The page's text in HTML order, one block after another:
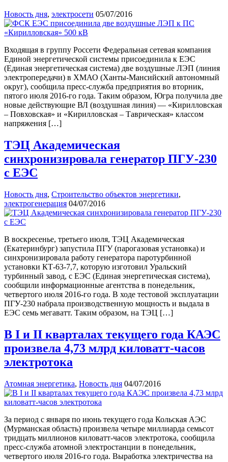
Новость дня, электросети 05/07/2016
Входящая в группу Россети Федеральная сетевая компания
Единой энергетической системы присоединила к ЕЭС
(Единая энергетическая система) две воздушные ЛЭП (линия
электропередачи) в ХМАО (Ханты-Мансийский автономный
округ), сообщила пресс-служба предприятия во вторник,
пятого июля 2016-го года. Таким образом, Югра получила две
новые действующие ВЛ (воздушная линия) — «Кирилловская
– Повховская» и «Кирилловская – Таврическая» классом
напряжения […]
ТЭЦ Академическая
синхронизировала генератор ПГУ-230
с ЕЭС
Новость дня, Строительство объектов энергетики,
электрогенерация 04/07/2016
В воскресенье, третьего июля, ТЭЦ Академическая
(Екатеринбург) запустила ПГУ (парогазовая установка) и
синхронизировала работу генератора паротурбинной
установки КТ-63-7,7, которую изготовил Уральский
турбинный завод, с ЕЭС (Единая энергетическая система),
сообщили информационные агентства в понедельник,
четвертого июля 2016-го года. В ходе тестовой эксплуатации
ПГУ-230 набрала производственную мощность и выдала в
ЕЭС семь мегаватт. Таким образом, на ТЭЦ […]
В I и II кварталах текущего года КАЭС
произвела 4,73 млрд киловатт-часов
электротока
Атомная энергетика, Новость дня 04/07/2016
За период с января по июнь текущего года Кольская АЭС
(Мурманская область) произвела четыре миллиарда семьсот
тридцать миллионов киловатт-часов электротока, сообщила
пресс-служба атомной электростанции в понедельник,
четвертого июля 2016-го года. Выработка электричества на